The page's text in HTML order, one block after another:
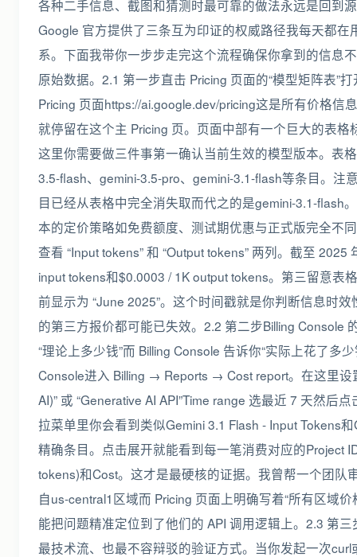
各种二手信息、截图和猜测时最可靠的做法永远是回到
Google 官方提供了三条互为印证的权威路径我每天都在
系。下面我带你一步步走完这个流程确保你拿到的信息
原始数据。2.1 第一步直击 Pricing 页面的“模型矩阵表”
Pricing 页面https://ai.google.dev/pricing这是所有价格信
就停留在这个主 Pricing 页。页面中部有一个巨大的表格
这里你需要做三件事第一确认当前生效的模型版本。表
3.5-flash、gemini-3.5-pro、gemini-3.1-flash等条目。注
目已经从表格中完全消失取而代之的是gemini-3.1-flash
本的定价策略如免费额度、测试期优惠与正式版完全不
查看 “Input tokens” 和 “Output tokens” 两列。截至
input tokens和$0.0003 / 1K output tokens。第三留意表
前显示为 “June 2025”。这个时间戳就是你判断信息时
的第三方报价都可能已失效。2.2 第二步Billing Console
“理论上多少钱”而 Billing Console 告诉你“实际上花了多
Console进入 Billing → Reports → Cost report。在这里设
AI)” 或 “Generative AI API”Time range 选最近 7 天然后
拉菜单里你会看到类似Gemini 3.1 Flash - Input Tokens
精确条目。点击展开就能看到每一笔消费对应的Project
tokens)和Cost。这才是最硬核的证据。我曾帮一个团队
自us-central1区域而 Pricing 页面上明确写着“所有区域
能把问题精准定位到了他们的 API 调用逻辑上。2.3 第
最技术流、也最不容辩驳的验证方式。当你发起一次